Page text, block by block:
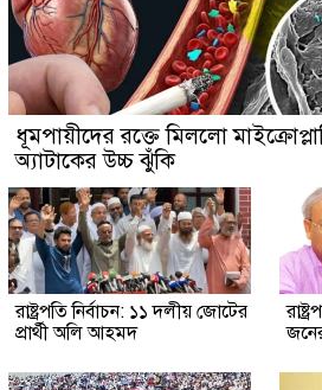
ধূমপায়ীদের রক্তে মিললো
অ্যাটাকের উচ্চ ঝুঁকি
রাষ্ট্রপতি নির্বাচন: ১১ দলীয় জোটের
প্রার্থী অলি আহমদ